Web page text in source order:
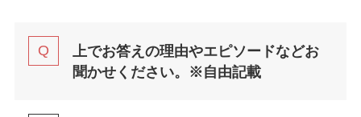
上でお答えの理由やエピソードなどお
聞かせください。
※自由記載